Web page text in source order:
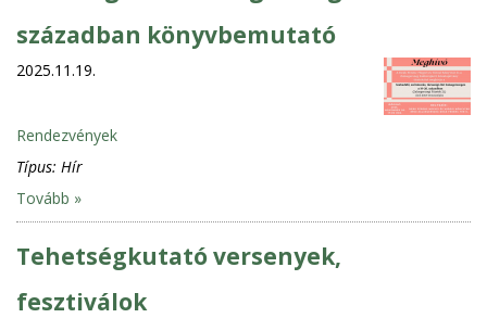
században könyvbemutató
2025.11.19.
Rendezvények
Típus: Hír
Tovább »
Tehetségkutató versenyek,
fesztiválok